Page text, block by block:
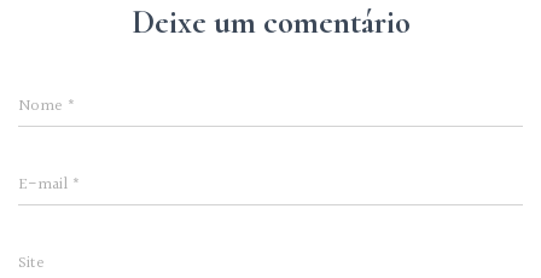
Deixe um comentário
Nome *
E-mail *
Site